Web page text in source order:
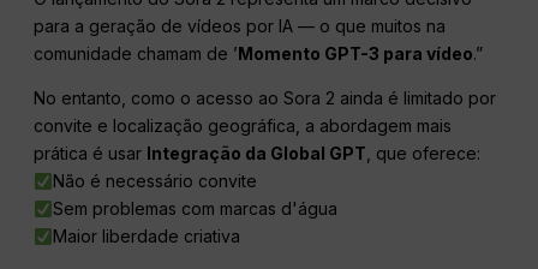
para a geração de vídeos por IA — o que muitos na
comunidade chamam de ’Momento GPT-3 para vídeo.”
No entanto, como o acesso ao Sora 2 ainda é limitado por
convite e localização geográfica, a abordagem mais
prática é usar Integração da Global GPT , que oferece:
Não é necessário convite
Sem problemas com marcas d'água
Maior liberdade criativa